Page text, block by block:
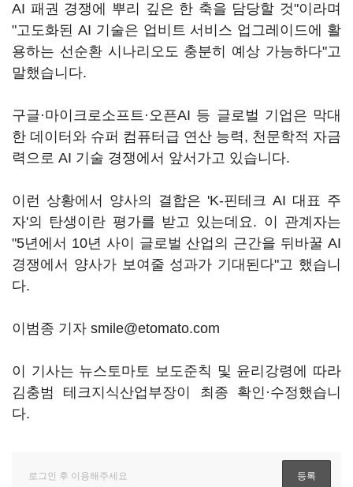
AI 패권 경쟁에 뿌리 깊은 한 축을 담당할 것"이라며
"고도화된 AI 기술은 업비트 서비스 업그레이드에 활
용하는 선순환 시나리오도 충분히 예상 가능하다"고
말했습니다.
구글·마이크로소프트·오픈AI 등 글로벌 기업은 막대
한 데이터와 슈퍼 컴퓨터급 연산 능력, 천문학적 자금
력으로 AI 기술 경쟁에서 앞서가고 있습니다.
이런 상황에서 양사의 결합은 'K-핀테크 AI 대표 주
자'의 탄생이란 평가를 받고 있는데요. 이 관계자는
"5년에서 10년 사이 글로벌 산업의 근간을 뒤바꿀 AI
경쟁에서 양사가 보여줄 성과가 기대된다"고 했습니
다.
이범종 기자 smile@etomato.com
이 기사는 뉴스토마토 보도준칙 및 윤리강령에 따라
김충범 테크지식산업부장이 최종 확인·수정했습니
다.